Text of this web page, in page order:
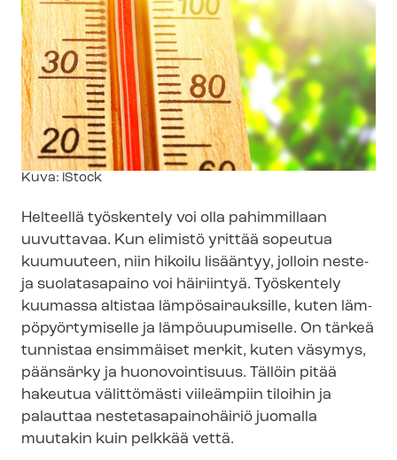
Kuvateksti
Kuva: iStock
Helteellä työskentely voi olla pahimmillaan
uuvuttavaa. Kun elimistö yrittää sopeutua
kuumuuteen, niin hikoilu lisääntyy, jolloin neste-
ja suolatasapaino voi häiriintyä. Työskentely
kuumassa altistaa lämpösairauksille, kuten läm­
pö­pyör­ty­mi­sel­le ja lämpöuupumiselle. On tärkeä
tunnistaa ensimmäiset merkit, kuten väsymys,
päänsärky ja huonovointisuus. Tällöin pitää
hakeutua välittömästi viileämpiin tiloihin ja
palauttaa nes­te­ta­sa­pai­no­häi­riö juomalla
muutakin kuin pelkkää vettä.